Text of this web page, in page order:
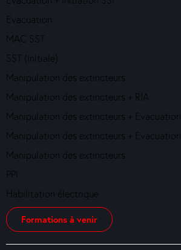
Evacuation
MAC SST
SST (initiale)
Manipulation des extincteurs
Manipulation des extincteurs + RIA
Manipulation des extincteurs + Evacuation
Manipulation des extincteurs + Evacuation
Manipulation des extincteurs
PPI
Habilitation électrique
Formations à venir